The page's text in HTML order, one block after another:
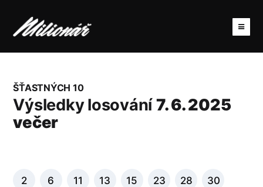
ŠŤASTNÝCH 10
Výsledky losování 7. 6. 2025
večer
2 6 11 13 15 23 28 30